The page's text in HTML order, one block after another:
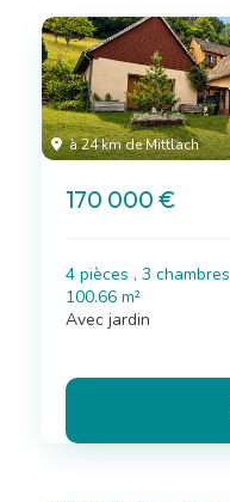
à 24 km de Mittlach
170 000 €
4 pièces , 3 chambres
100.66 m²
Avec jardin